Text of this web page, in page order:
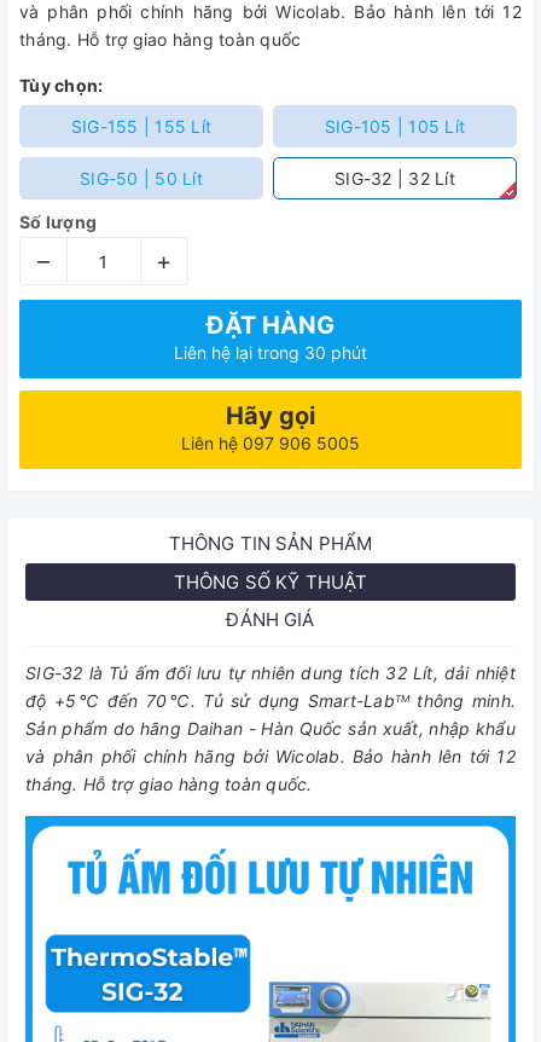
và phân phối chính hãng bởi Wicolab. Bảo hành lên tới 12
tháng. Hỗ trợ giao hàng toàn quốc
Tùy chọn:
SIG-155 | 155 Lít
SIG-105 | 105 Lít
SIG-50 | 50 Lít SIG-32 | 32 Lít
Số lượng
– +
ĐẶT HÀNG
Liên hệ lại trong 30 phút
Hãy gọi
Liên hệ 097 906 5005
THÔNG TIN SẢN PHẨM
THÔNG SỐ KỸ THUẬT
ĐÁNH GIÁ
SIG-32 là Tủ ấm đối lưu tự nhiên dung tích 32 Lít, dải nhiệt
độ +5℃ đến 70℃. Tủ sử dụng Smart-Lab TMthông minh.
Sản phẩm do hãng Daihan - Hàn Quốc sản xuất, nhập khẩu
và phân phối chính hãng bởi Wicolab. Bảo hành lên tới 12
tháng. Hỗ trợ giao hàng toàn quốc.